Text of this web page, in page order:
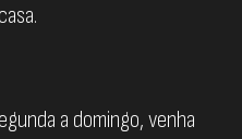
a domingo, venha